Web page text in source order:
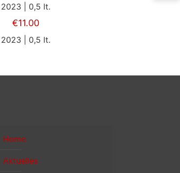
2023 | 0,5 lt.
€11.00
2023 | 0,5 lt.
Home
Aktuelles